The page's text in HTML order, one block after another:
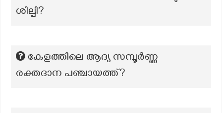
ശില്പി?
കേളത്തിലെ ആദ്യ സമ്പൂർണ്ണ
രക്തദാന പഞ്ചായത്ത്?